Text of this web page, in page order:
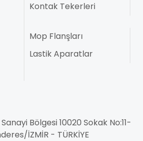
Kontak Tekerleri
Mop Flanşları
Lastik Aparatlar
Bölgesi 10020 Sokak No:11-
İZMİR - TÜRKİYE